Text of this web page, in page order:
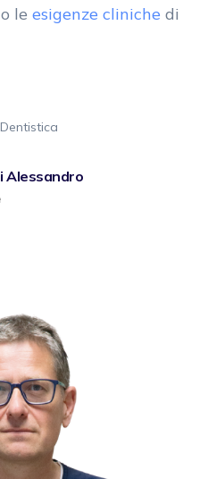
le esigenze cliniche di
Alessandro